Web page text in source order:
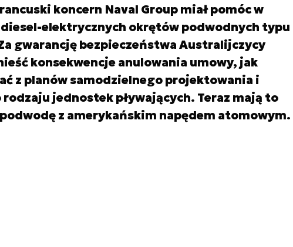
koncern Naval Group miał pomóc w
elektrycznych okrętów podwodnych typu
gwarancję bezpieczeństwa Australijczycy
konsekwencje anulowania umowy, jak
z planów samodzielnego projektowania i
jednostek pływających. Teraz mają to
z amerykańskim napędem atomowym.